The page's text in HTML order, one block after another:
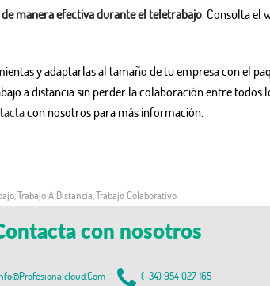
manera efectiva durante el teletrabajo. Consulta el
y adaptarlas al tamaño de tu empresa con el
a distancia sin perder la colaboración entre todos
con nosotros para más información.
,Trabajo A Distancia,Trabajo Colaborativo
con nosotros
(+34) 954 027 165